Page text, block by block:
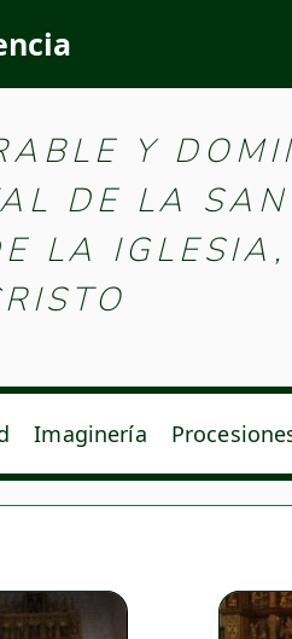
Vera Cruz
Y
DE LA
LA
Imaginería